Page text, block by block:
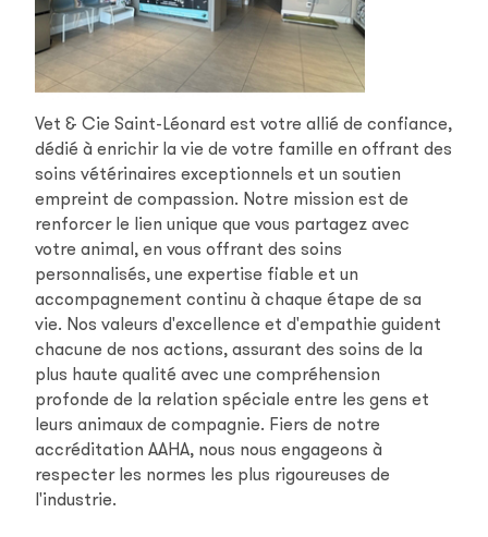
Vet & Cie Saint-Léonard est votre allié de confiance,
dédié à enrichir la vie de votre famille en offrant des
soins vétérinaires exceptionnels et un soutien
empreint de compassion. Notre mission est de
renforcer le lien unique que vous partagez avec
votre animal, en vous offrant des soins
personnalisés, une expertise fiable et un
accompagnement continu à chaque étape de sa
vie. Nos valeurs d'excellence et d'empathie guident
chacune de nos actions, assurant des soins de la
plus haute qualité avec une compréhension
profonde de la relation spéciale entre les gens et
leurs animaux de compagnie. Fiers de notre
accréditation AAHA, nous nous engageons à
respecter les normes les plus rigoureuses de
l'industrie.